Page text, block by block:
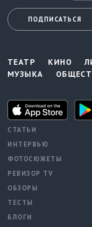
ПОДПИСАТЬСЯ
ТЕАТР КИНО
МУЗЫКА
СТАТЬИ
ИНТЕРВЬЮ
ФОТОСЮЖЕТЫ
РЕВИЗОР TV
ОБЗОРЫ
ТЕСТЫ
БЛОГИ